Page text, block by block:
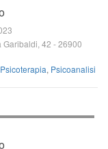
Garibaldi, 42 -26900
Psicoterapia, Psicoanalisi